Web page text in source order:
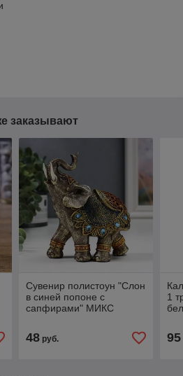
заказывают
Сувенир полистоун "Слон
в синей попоне с
сапфирами" МИКС
48руб.
1
95